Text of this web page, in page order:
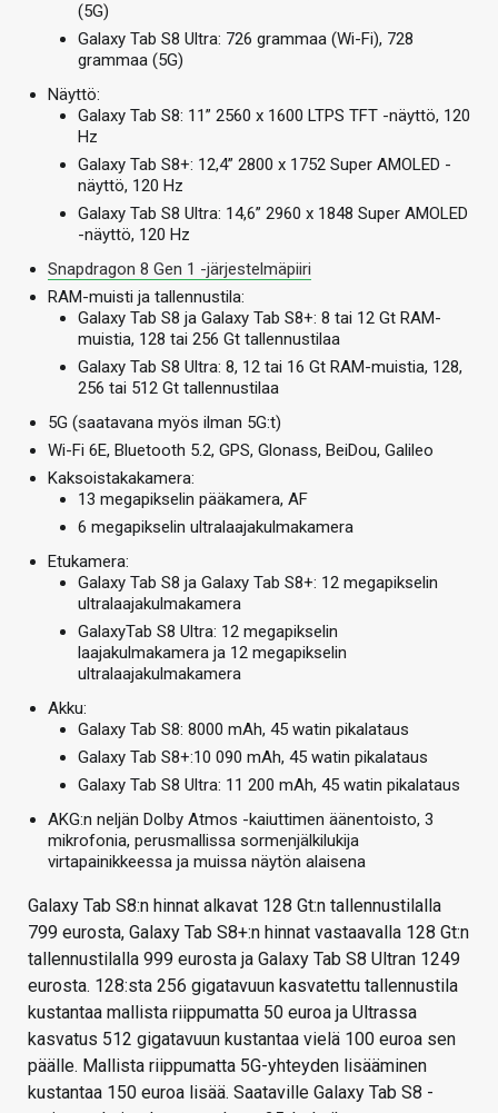
(5G)
Galaxy Tab S8 Ultra: 726 grammaa (Wi-Fi), 728
grammaa (5G)
Näyttö:
Galaxy Tab S8: 11” 2560 x 1600 LTPS TFT -näyttö, 120
Hz
Galaxy Tab S8+: 12,4” 2800 x 1752 Super AMOLED -
näyttö, 120 Hz
Galaxy Tab S8 Ultra: 14,6” 2960 x 1848 Super AMOLED
-näyttö, 120 Hz
Snapdragon 8 Gen 1 -järjestelmäpiiri
RAM-muisti ja tallennustila:
Galaxy Tab S8 ja Galaxy Tab S8+: 8 tai 12 Gt RAM-
muistia, 128 tai 256 Gt tallennustilaa
Galaxy Tab S8 Ultra: 8, 12 tai 16 Gt RAM-muistia, 128,
256 tai 512 Gt tallennustilaa
5G (saatavana myös ilman 5G:t)
Wi-Fi 6E, Bluetooth 5.2, GPS, Glonass, BeiDou, Galileo
Kaksoistakakamera:
13 megapikselin pääkamera, AF
6 megapikselin ultralaajakulmakamera
Etukamera:
Galaxy Tab S8 ja Galaxy Tab S8+: 12 megapikselin
ultralaajakulmakamera
GalaxyTab S8 Ultra: 12 megapikselin
laajakulmakamera ja 12 megapikselin
ultralaajakulmakamera
Akku:
Galaxy Tab S8: 8000 mAh, 45 watin pikalataus
Galaxy Tab S8+:10 090 mAh, 45 watin pikalataus
Galaxy Tab S8 Ultra: 11 200 mAh, 45 watin pikalataus
AKG:n neljän Dolby Atmos -kaiuttimen äänentoisto, 3
mikrofonia, perusmallissa sormenjälkilukija
virtapainikkeessa ja muissa näytön alaisena
Galaxy Tab S8:n hinnat alkavat 128 Gt:n tallennustilalla
799 eurosta, Galaxy Tab S8+:n hinnat vastaavalla 128 Gt:n
tallennustilalla 999 eurosta ja Galaxy Tab S8 Ultran 1249
eurosta. 128:sta 256 gigatavuun kasvatettu tallennustila
kustantaa mallista riippumatta 50 euroa ja Ultrassa
kasvatus 512 gigatavuun kustantaa vielä 100 euroa sen
päälle. Mallista riippumatta 5G-yhteyden lisääminen
kustantaa 150 euroa lisää. Saataville Galaxy Tab S8 -